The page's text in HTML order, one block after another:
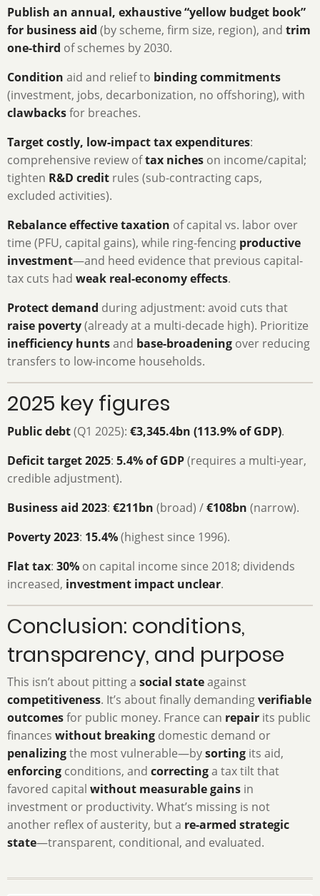
Publish an annual, exhaustive “yellow budget book”
for business aid (by scheme, firm size, region), and trim
one-third of schemes by 2030.
Condition aid and relief to binding commitments
(investment, jobs, decarbonization, no offshoring), with
clawbacksfor breaches.
Target costly, low-impact tax expenditures:
comprehensive review oftax niches on income/capital;
tighten R&D credit rules (sub-contracting caps,
excluded activities).
Rebalance effective taxation of capital vs. labor over
time (PFU, capital gains), while ring-fencing productive
investment—and heed evidence that previous capital-
tax cuts had weak real-economy effects.
Protect demand during adjustment: avoid cuts that
raise poverty(already at a multi-decade high). Prioritize
inefficiency huntsand base-broadening over reducing
transfers to low-income households.
2025 key figures
Public debt(Q1 2025): €3,345.4bn (113.9% of GDP).
Deficit target 2025: 5.4% of GDP(requires a multi-year,
credible adjustment).
Business aid 2023: €211bn (broad) /€108bn (narrow).
Poverty 2023: 15.4%(highest since 1996).
Flat tax: 30% on capital income since 2018; dividends
increased, investment impact unclear.
Conclusion: conditions,
transparency, and purpose
This isn’t about pitting a social stateagainst
competitiveness. It’s about finally demandingverifiable
outcomesfor public money. France can repair its public
finances without breaking domestic demand or
penalizingthe most vulnerable—bysorting its aid,
enforcing conditions, and correctinga tax tilt that
favored capital without measurable gains in
investment or productivity. What’s missing is not
another reflex of austerity, but a re-armed strategic
state—transparent, conditional, and evaluated.